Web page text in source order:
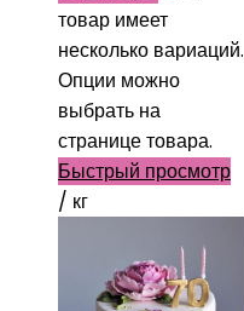
товар имеет
несколько вариаций.
Опции можно
выбрать на
странице товара.
Быстрый просмотр
/ кг